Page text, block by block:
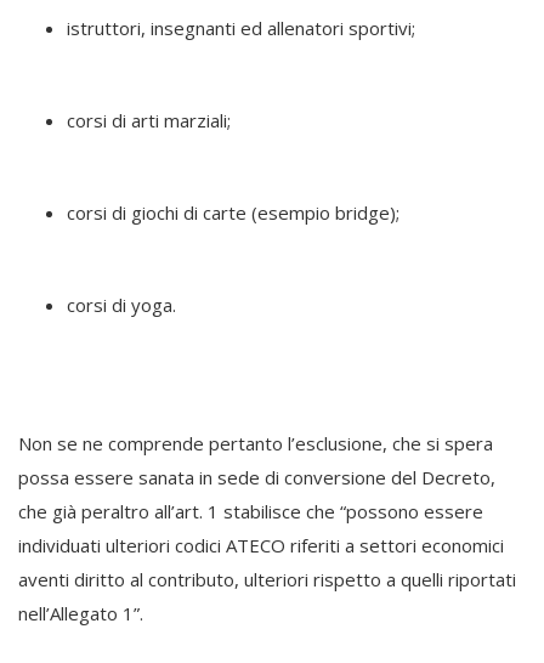
istruttori, insegnanti ed allenatori sportivi;
corsi di arti marziali;
corsi di giochi di carte (esempio bridge);
corsi di yoga.
Non se ne comprende pertanto l’esclusione, che si spera
possa essere sanata in sede di conversione del Decreto,
che già peraltro all’art. 1 stabilisce che “possono essere
individuati ulteriori codici ATECO riferiti a settori economici
aventi diritto al contributo, ulteriori rispetto a quelli riportati
nell’Allegato 1”.